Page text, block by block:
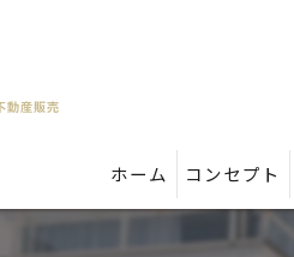
ホーム コンセプト